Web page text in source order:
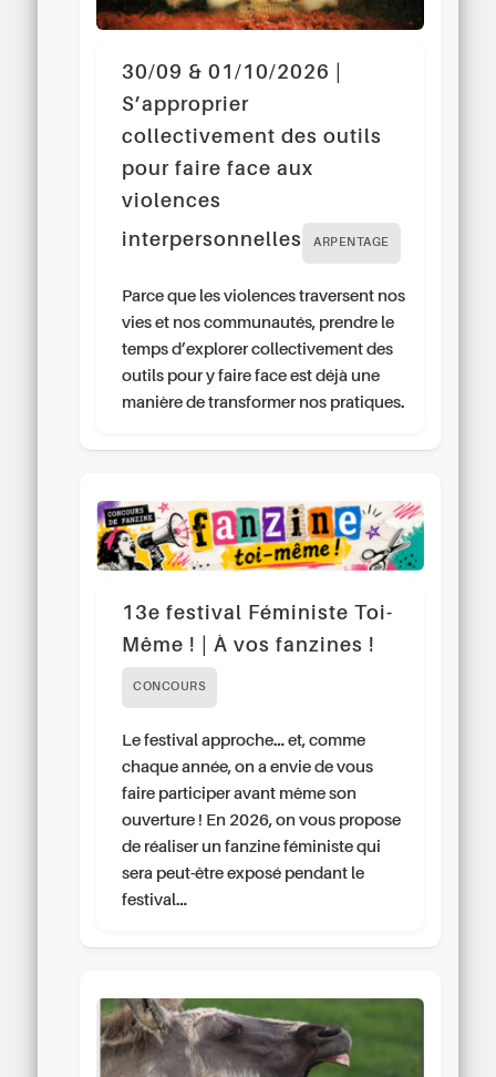
30/09 & 01/10/2026 |
S’approprier
collectivement des outils
pour faire face aux
violences
interpersonnelles
ARPENTAGE
Parce que les violences traversent nos
vies et nos communautés, prendre le
temps d’explorer collectivement des
outils pour y faire face est déjà une
manière de transformer nos pratiques.
13e festival Féministe Toi-
Même ! | À vos fanzines !
CONCOURS
Le festival approche… et, comme
chaque année, on a envie de vous
faire participer avant même son
ouverture ! En 2026, on vous propose
de réaliser un fanzine féministe qui
sera peut-être exposé pendant le
festival…